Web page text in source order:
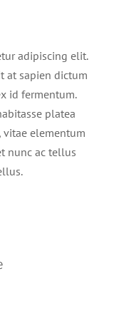
adipiscing elit.
at sapien dictum
id fermentum.
platea
vitae elementum
nunc ac tellus